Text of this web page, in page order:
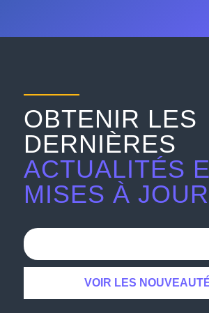
OBTENIR LES
DERNIÈRES
ACTUALITÉS
MISES À JOUR